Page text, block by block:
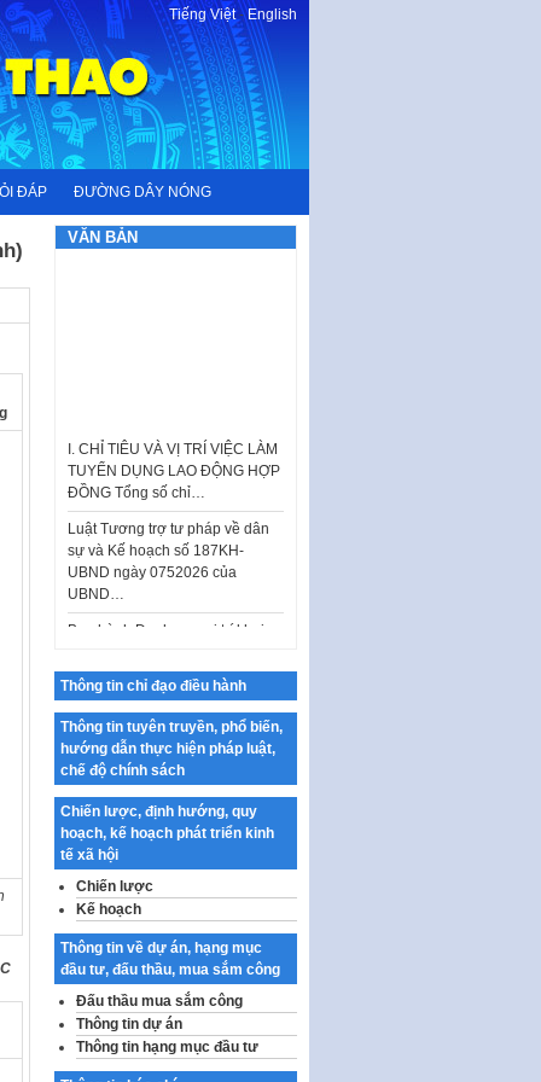
Tiếng Việt-English
ĐÁP ĐƯỜNG DÂY NÓNG
VĂN BẢN
TUYỂN DỤNG LAO ĐỘNG HỢP
ĐỒNG Tổng số chỉ…
Luật Tương trợ tư pháp về dân
sự và Kế hoạch số 187KH-
UBND ngày 0752026 của
UBND…
Ban hành Danh mục vị trí khai
thác quảng cáo trên địa bàn
Kế hoạch Tổ chức Cuộc thi
chính luận về bảo vệ nền tảng tư
tưởng của Đảng…
Công bố công khai dự toán kinh
phí xây dựng pháp luật, hoàn
thiện thể chế, chính…
Quy định về nghiên cứu, ứng
dụng khoa học, công nghệ, đổi
mới sáng tạo và chuyển…
Quy định chi tiết và hướng dẫn
thi hành một số điều của Luật Lý
lịch tư…
Sửa đổi, bổ sung một số nội
dung tại Nghị quyết số 30/NQ-
CP ngày 24 tháng 02…
Ban hành Chương trình hành
Thông tin chỉ đạo điều hành
Thông tin tuyên truyền, phổ biến,
hướng dẫn thực hiện pháp luật,
chế độ chính sách
Chiến lược, định hướng, quy
hoạch, kế hoạch phát triển kinh
tế xã hội
Chiến lược
Kế hoạch
Thông tin về dự án, hạng mục
đầu tư, đấu thầu, mua sắm công
Đấu thầu mua sắm công
Thông tin dự án
Thông tin hạng mục đầu tư